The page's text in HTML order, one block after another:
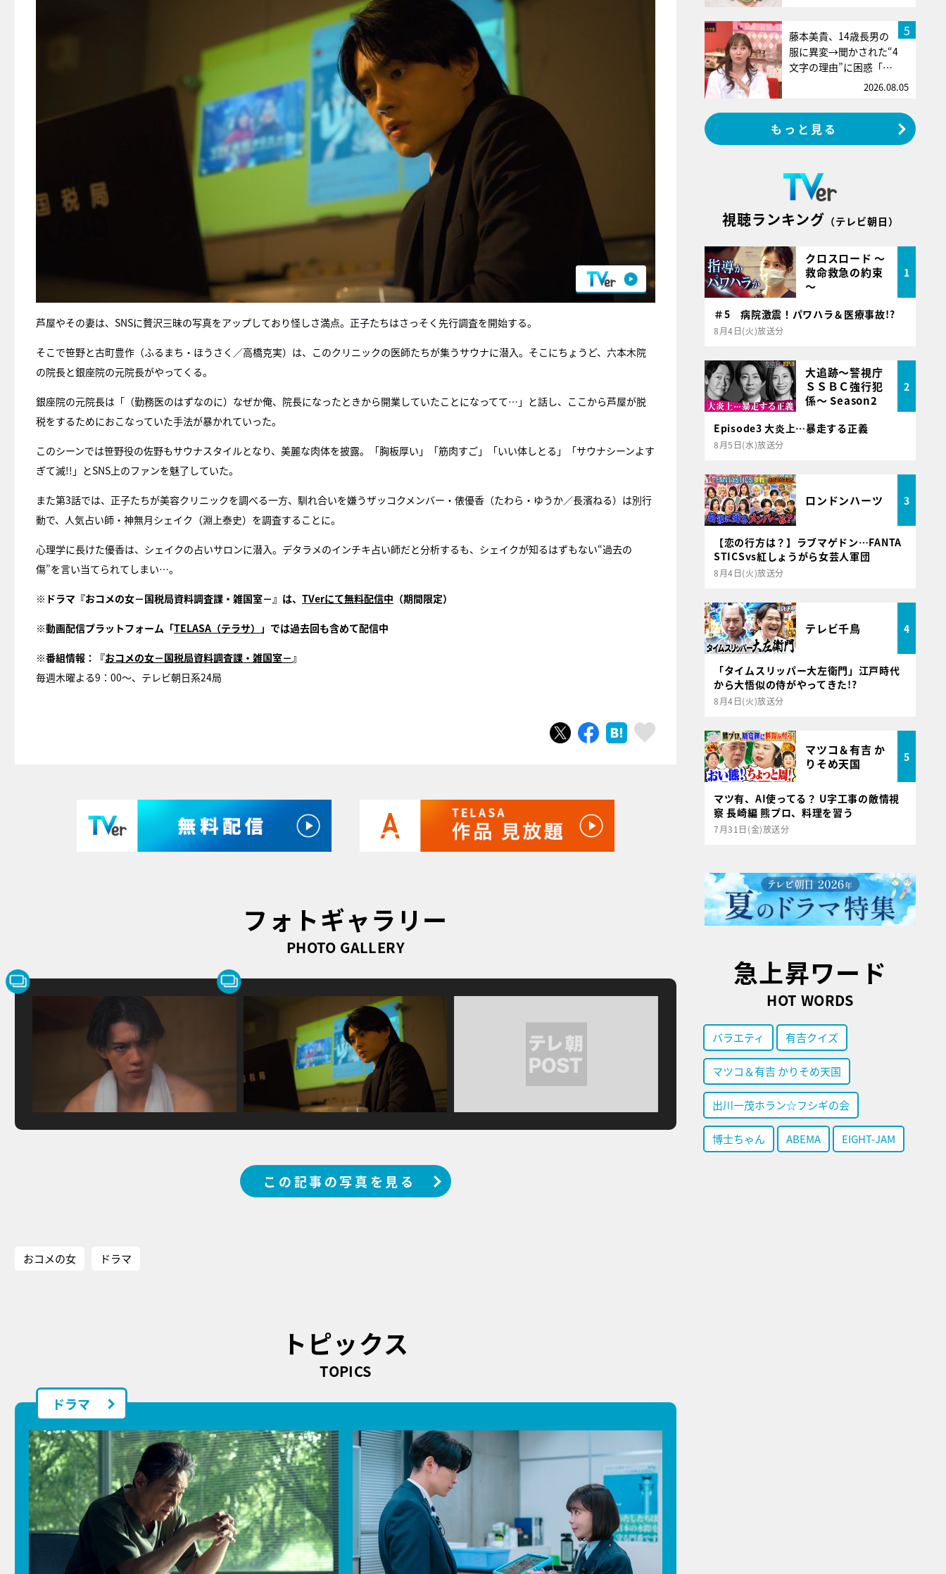
芦屋やその妻は、SNSに贅沢三昧の写真をアップしており怪しさ満点。正子たちはさっそく先行調査を開始する。
そこで笹野と古町豊作（ふるまち・ほうさく／高橋克実）は、このクリニックの医師たちが集うサウナに潜入。そこにちょうど、六本木院
の院長と銀座院の元院長がやってくる。
銀座院の元院長は「（勤務医のはずなのに）なぜか俺、院長になったときから開業していたことになってて…」と話し、ここから芦屋が脱
税をするためにおこなっていた手法が暴かれていった。
このシーンでは笹野役の佐野もサウナスタイルとなり、美麗な肉体を披露。「胸板厚い」「筋肉すご」「いい体しとる」「サウナシーンよす
ぎて滅!!」とSNS上のファンを魅了していた。
また第3話では、正子たちが美容クリニックを調べる一方、馴れ合いを嫌うザッコクメンバー・俵優香（たわら・ゆうか／長濱ねる）は別行
動で、人気占い師・神無月シェイク（淵上泰史）を調査することに。
心理学に長けた優香は、シェイクの占いサロンに潜入。デタラメのインチキ占い師だと分析するも、シェイクが知るはずもない“過去の
傷”を言い当てられてしまい…。
※ドラマ『おコメの女－国税局資料調査課・雑国室－』は、 TVerにて無料配信中 （期間限定）
※動画配信プラットフォーム「TELASA（テラサ） 」では過去回も含めて配信中
※番組情報：『おコメの女－国税局資料調査課・雑国室－』
毎週木曜よる9：00～、テレビ朝日系24局
ツイートシェア はてブ スキボタン
フォトギャラリー
PHOTO GALLERY
この記事の写真を見る
おコメの女 ドラマ
トピックス
TOPICS
ドラマ
5
藤本美貴、14歳長男の
服に異変→聞かされた“4
文字の理由”に困惑「…
2026.08.05
もっと見る
視聴ランキング （テレビ朝日）
クロスロード ～
救命救急の約束
～
1
＃5 病院激震！パワハラ＆医療事故!?
8月4日(火)放送分
大追跡～警視庁
ＳＳＢＣ強行犯
係～ Season2
2
Episode3 大炎上…暴走する正義
8月5日(水)放送分
ロンドンハーツ 3
【恋の行方は？】ラブマゲドン…FANTA
STICSvs紅しょうがら女芸人軍団
8月4日(火)放送分
テレビ千鳥 4
「タイムスリッパー大左衛門」江戸時代
から大悟似の侍がやってきた!?
8月4日(火)放送分
マツコ＆有吉 か
りそめ天国
5
マツ有、AI使ってる？ U字工事の敵情視
察 長崎編 熊プロ、料理を習う
7月31日(金)放送分
急上昇ワード
HOT WORDS
バラエティ 有吉クイズ
マツコ＆有吉 かりそめ天国
出川一茂ホラン☆フシギの会
博士ちゃん ABEMA EIGHT-JAM